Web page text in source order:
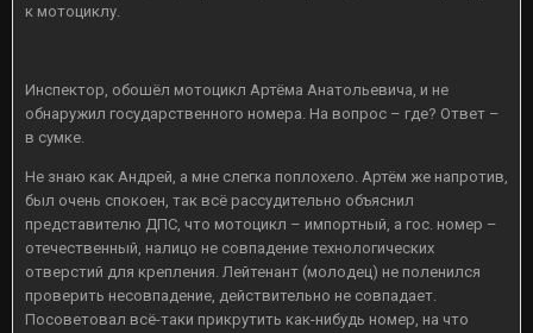
к мотоциклу.
Инспектор, обошёл мотоцикл Артёма Анатольевича, и не
обнаружил государственного номера. На вопрос – где? Ответ –
в сумке.
Не знаю как Андрей, а мне слегка поплохело. Артём же напротив,
был очень спокоен, так всё рассудительно объяснил
представителю ДПС, что мотоцикл – импортный, а гос. номер –
отечественный, налицо не совпадение технологических
отверстий для крепления. Лейтенант (молодец) не поленился
проверить несовпадение, действительно не совпадает.
Посоветовал всё-таки прикрутить как-нибудь номер, на что